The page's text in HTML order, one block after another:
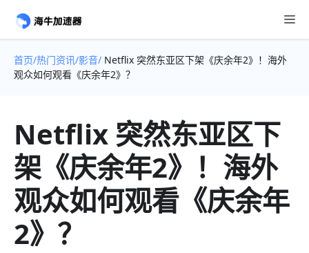
首页/热门资讯/影音/ Netflix 突然东亚区下架《庆余年2》！海外
观众如何观看《庆余年2》？
Netflix 突然东亚区下
架《庆余年2》！海外
观众如何观看《庆余年
2》？